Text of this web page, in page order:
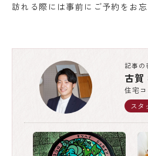
訪れる際には事前にご予約をお
記事の
古賀
住宅
スタ